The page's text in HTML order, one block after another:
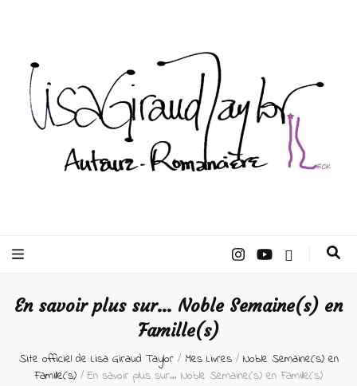
Taylor –
Auteur
En savoir plus sur… Noble Semaine(s) en
Famille(s)
Site officiel de Lisa Giraud Taylor / Mes Livres / Noble Semaine(s) en
Famille(s) / En savoir plus sur… Noble Semaine(s) en Famille(s)